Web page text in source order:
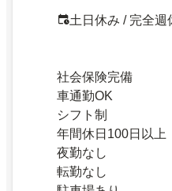
土日休み / 完全週
社会保険完備
車通勤OK
シフト制
年間休日100日以上
夜勤なし
転勤なし